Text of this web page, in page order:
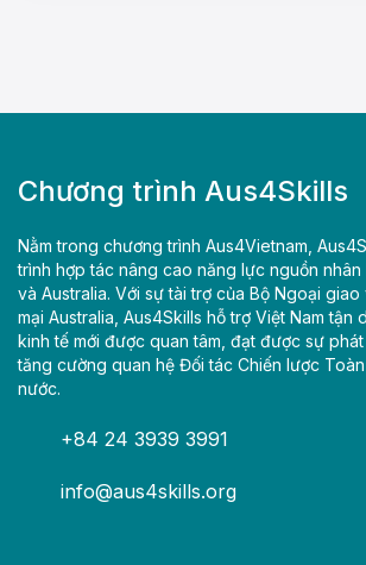
Chương trình Aus4Skills
Nằm trong chương trình Aus4Vietnam,
trình hợp tác nâng cao năng lực nguồn nhân
và Australia. Với sự tài trợ của Bộ Ngoại
mại Australia, Aus4Skills hỗ trợ Việt Nam tận
kinh tế mới được quan tâm, đạt được sự
tăng cường quan hệ Đối tác Chiến lược
nước.
+84 24 3939 3991
info@aus4skills.org